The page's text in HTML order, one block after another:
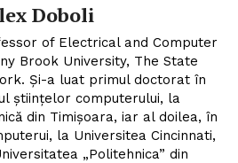
Doboli
of Electrical and Computer
Brook University, The State
Și-a luat primul doctorat în
științelor computerului, la
din Timișoara, iar al doilea, în
la Universitea Cincinnati,
„Politehnica” din